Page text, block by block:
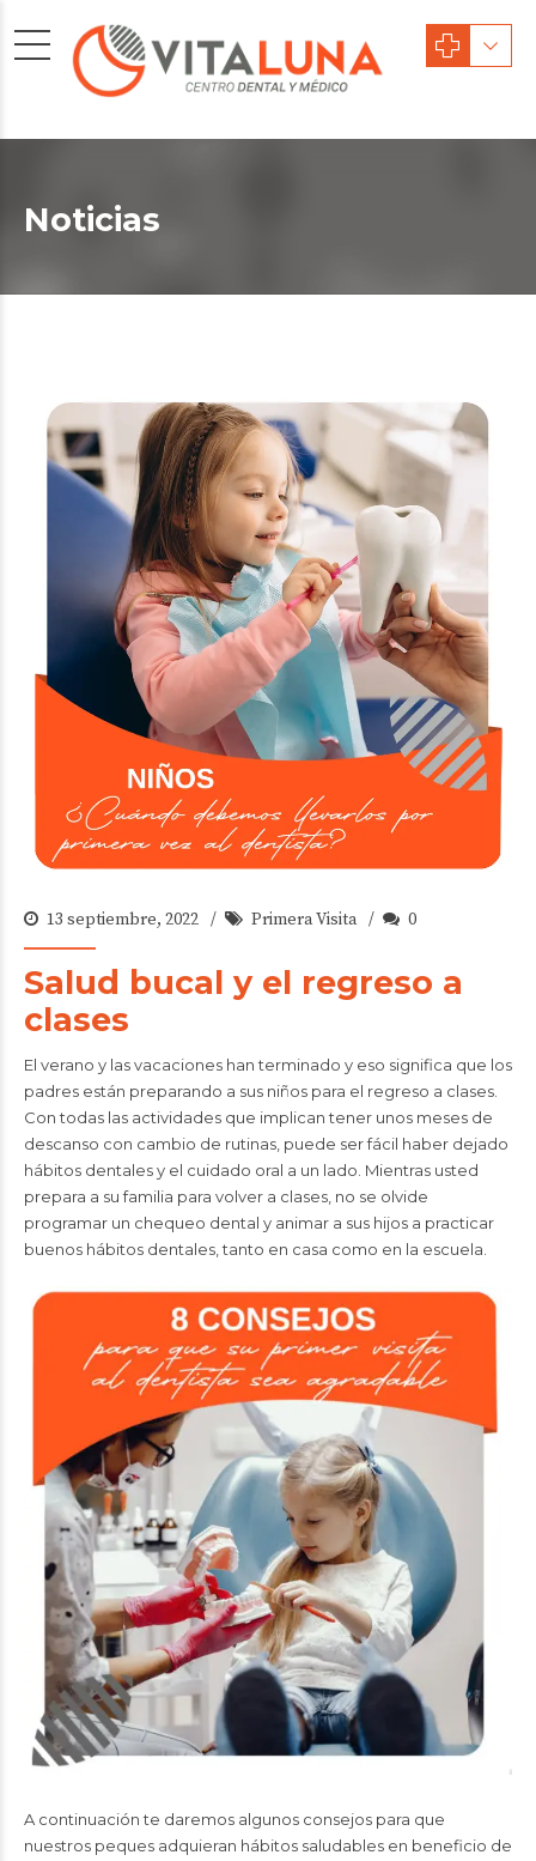
Noticias
13 septiembre, 2022 Primera Visita 0
Salud bucal y el regreso a
clases
El verano y las vacaciones han terminado y eso significa que los
padres están preparando a sus niños para el regreso a clases.
Con todas las actividades que implican tener unos meses de
descanso con cambio de rutinas, puede ser fácil haber dejado
hábitos dentales y el cuidado oral a un lado. Mientras usted
prepara a su familia para volver a clases, no se olvide
programar un chequeo dental y animar a sus hijos a practicar
buenos hábitos dentales, tanto en casa como en la escuela.
A continuación te daremos algunos consejos para que
nuestros peques adquieran hábitos saludables en beneficio de